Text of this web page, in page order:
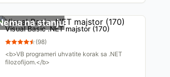
na stanju
Visual Basic .NET majstor (170)
(98)
<b>VB programeri uhvatite korak sa .NET
filozofijom.</b>